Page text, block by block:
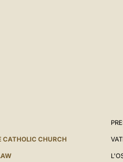
CATHOLIC CHURCH